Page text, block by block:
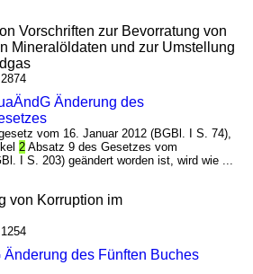
Vorschriften zur Bevorratung von
Mineralöldaten und zur Umstellung
Änderung des
vom 16. Januar 2012 (BGBl. I S. 74),
2 Absatz 9 des Gesetzes vom
I S. 203) geändert worden ist, wird wie ...
von Korruption im
des Fünften Buches